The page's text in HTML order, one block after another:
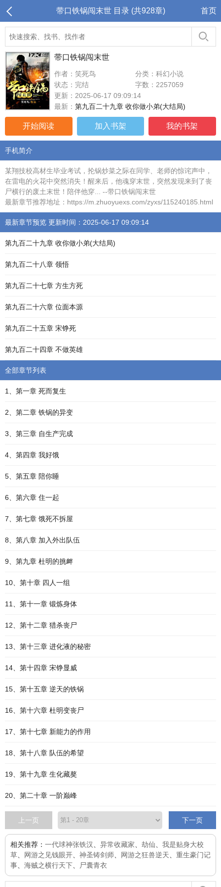
带口铁锅闯末世 目录 (共928章) 首页
带口铁锅闯末世
作者：笑死鸟
分类：科幻小说
状态：完结
字数：2257059
更新：2025-06-17 09:09:14
最新： 第九百二十九章 收你做小弟(大结局)
开始阅读 加入书架 我的书架
手机简介
某翔技校高材生毕业考试，抡锅炒菜之际在同学、老师的惊诧声中，
在雷电的火花中突然消失！醒来后，他魂穿末世，突然发现来到了丧
尸横行的废土末世！陪伴他穿... --带口铁锅闯末世
最新章节推荐地址：https://m.zhuoyuexs.com/zyxs/115240185.html
最新章节预览 更新时间：2025-06-17 09:09:14
第九百二十九章 收你做小弟(大结局)
第九百二十八章 领悟
第九百二十七章 方生方死
第九百二十六章 位面本源
第九百二十五章 宋铮死
第九百二十四章 不做英雄
全部章节列表
1、第一章 死而复生
2、第二章 铁锅的异变
3、第三章 自生产完成
4、第四章 我好饿
5、第五章 陪你睡
6、第六章 住一起
7、第七章 饿死不拆屋
8、第八章 加入外出队伍
9、第九章 杜明的挑衅
10、第十章 四人一组
11、第十一章 锻炼身体
12、第十二章 猎杀丧尸
13、第十三章 进化液的秘密
14、第十四章 宋铮显威
15、第十五章 逆天的铁锅
16、第十六章 杜明变丧尸
17、第十七章 新能力的作用
18、第十八章 队伍的希望
19、第十九章 生化藏獒
20、第二十章 一阶巅峰
上一页 下一页
相关推荐： 一代球神张铁汉 异常收藏家 劫仙
我是贴身大校
草
网游之见钱眼开 神圣铸剑师 网游之狂兽逆天
重生豪门记
事
海贼之横行天下 尸囊青衣